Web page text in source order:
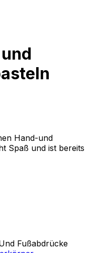
Hand-und
Spaß und ist bereits
Fußabdrücke